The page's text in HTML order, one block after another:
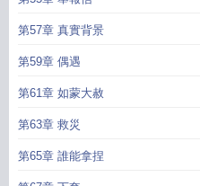
第57章 真實背景
第59章 偶遇
第61章 如蒙大赦
第63章 救災
第65章 誰能拿捏